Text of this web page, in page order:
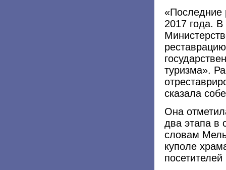
«Последние
2017 года.
туризма».
сказала
Она
два этапа в
словам
куполе